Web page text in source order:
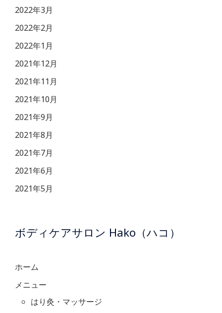
2022年3月
2022年2月
2022年1月
2021年12月
2021年11月
2021年10月
2021年9月
2021年8月
2021年7月
2021年6月
2021年5月
ボディケアサロン Hako（ハコ）
ホーム
メニュー
はり灸・マッサージ